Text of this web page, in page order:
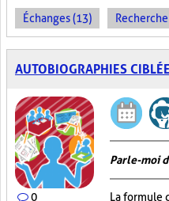
Échanges (13)
AUTOBIOGRAPHIES
0
Parle-moi
La formule